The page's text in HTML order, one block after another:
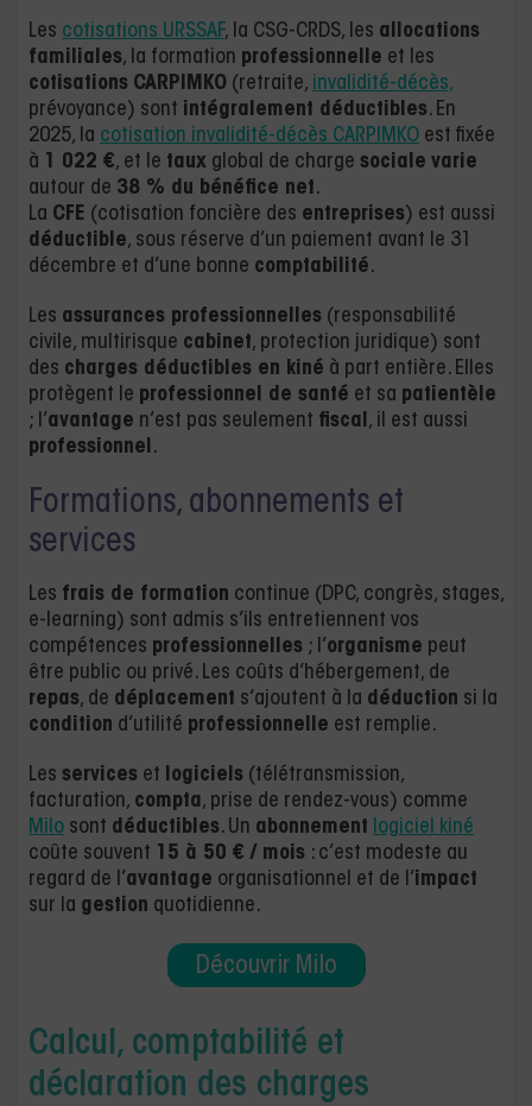
Les cotisations URSSAF, la CSG-CRDS, les allocations
familiales, la formation professionnelle et les
cotisations CARPIMKO (retraite, invalidité-décès,
prévoyance) sont intégralement déductibles. En
2025, la cotisation invalidité-décès CARPIMKO est fixée
à 1 022 €, et le taux global de charge sociale varie
autour de 38 % du bénéfice net.
La CFE (cotisation foncière des entreprises) est aussi
déductible, sous réserve d’un paiement avant le 31
décembre et d’une bonne comptabilité.
Les assurances professionnelles (responsabilité
civile, multirisque cabinet, protection juridique) sont
des charges déductibles en kiné à part entière. Elles
protègent le professionnel de santé et sa patientèle
; l’avantage n’est pas seulement fiscal, il est aussi
professionnel.
Formations, abonnements et
services
Les frais de formation continue (DPC, congrès, stages,
e-learning) sont admis s’ils entretiennent vos
compétences professionnelles ; l’organisme peut
être public ou privé. Les coûts d’hébergement, de
repas, de déplacement s’ajoutent à la déduction si la
condition d’utilité professionnelle est remplie.
Les services et logiciels (télétransmission,
facturation, compta, prise de rendez-vous) comme
Milo sont déductibles. Un abonnement logiciel kiné
coûte souvent 15 à 50 € / mois : c’est modeste au
regard de l’avantage organisationnel et de l’impact
sur la gestion quotidienne.
Découvrir Milo
Calcul, comptabilité et
déclaration des charges